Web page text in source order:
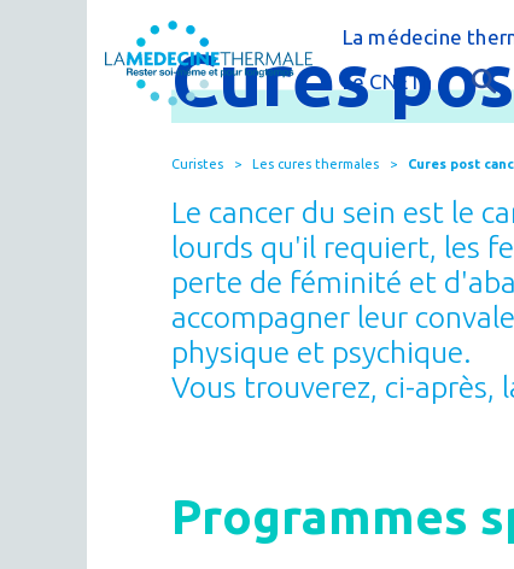
La médecine
C'est quoi la
FAQ :
Thermes &
La médecine
Le CNETh
Qui sommes-
Actualités
Publications
Espace presse
Curistes Les cures thermales Cures post
Cures
Le cancer du sein est le
lourds qu'il requiert, les
perte de féminité et
accompagner leur
physique et psy­chique.
Vous trouverez, ci-après,
Programmes